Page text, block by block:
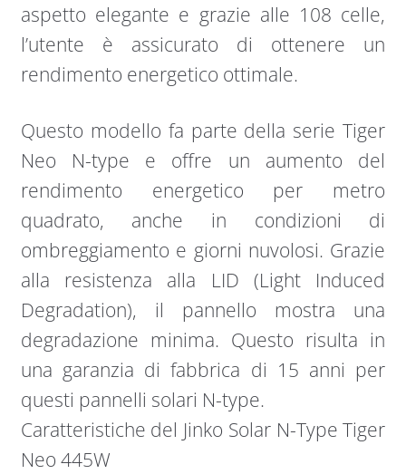
aspetto elegante e grazie alle 108 celle,
l’utente è assicurato di ottenere un
rendimento energetico ottimale.
Questo modello fa parte della serie Tiger
Neo N-type e offre un aumento del
rendimento energetico per metro
quadrato, anche in condizioni di
ombreggiamento e giorni nuvolosi. Grazie
alla resistenza alla LID (Light Induced
Degradation), il pannello mostra una
degradazione minima. Questo risulta in
una garanzia di fabbrica di 15 anni per
questi pannelli solari N-type.
Caratteristiche del Jinko Solar N-Type Tiger
Neo 445W